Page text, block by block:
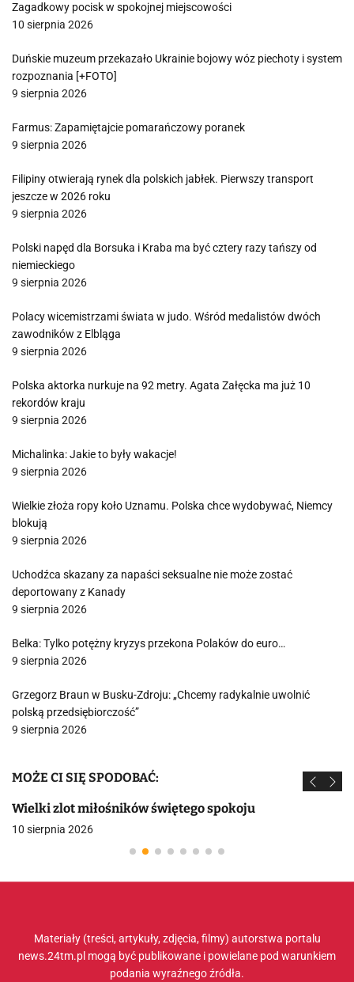
Zagadkowy pocisk w spokojnej miejscowości
10 sierpnia 2026
Duńskie muzeum przekazało Ukrainie bojowy wóz piechoty i system
rozpoznania [+FOTO]
9 sierpnia 2026
Farmus: Zapamiętajcie pomarańczowy poranek
9 sierpnia 2026
Filipiny otwierają rynek dla polskich jabłek. Pierwszy transport
jeszcze w 2026 roku
9 sierpnia 2026
Polski napęd dla Borsuka i Kraba ma być cztery razy tańszy od
niemieckiego
9 sierpnia 2026
Polacy wicemistrzami świata w judo. Wśród medalistów dwóch
zawodników z Elbląga
9 sierpnia 2026
Polska aktorka nurkuje na 92 metry. Agata Załęcka ma już 10
rekordów kraju
9 sierpnia 2026
Michalinka: Jakie to były wakacje!
9 sierpnia 2026
Wielkie złoża ropy koło Uznamu. Polska chce wydobywać, Niemcy
blokują
9 sierpnia 2026
Uchodźca skazany za napaści seksualne nie może zostać
deportowany z Kanady
9 sierpnia 2026
Belka: Tylko potężny kryzys przekona Polaków do euro…
9 sierpnia 2026
Grzegorz Braun w Busku-Zdroju: „Chcemy radykalnie uwolnić
polską przedsiębiorczość”
9 sierpnia 2026
MOŻE CI SIĘ SPODOBAĆ:
Wielki zlot miłośników świętego spokoju
10 sierpnia 2026
Materiały (treści, artykuły, zdjęcia, filmy) autorstwa portalu
news.24tm.pl mogą być publikowane i powielane pod warunkiem
podania wyraźnego źródła.